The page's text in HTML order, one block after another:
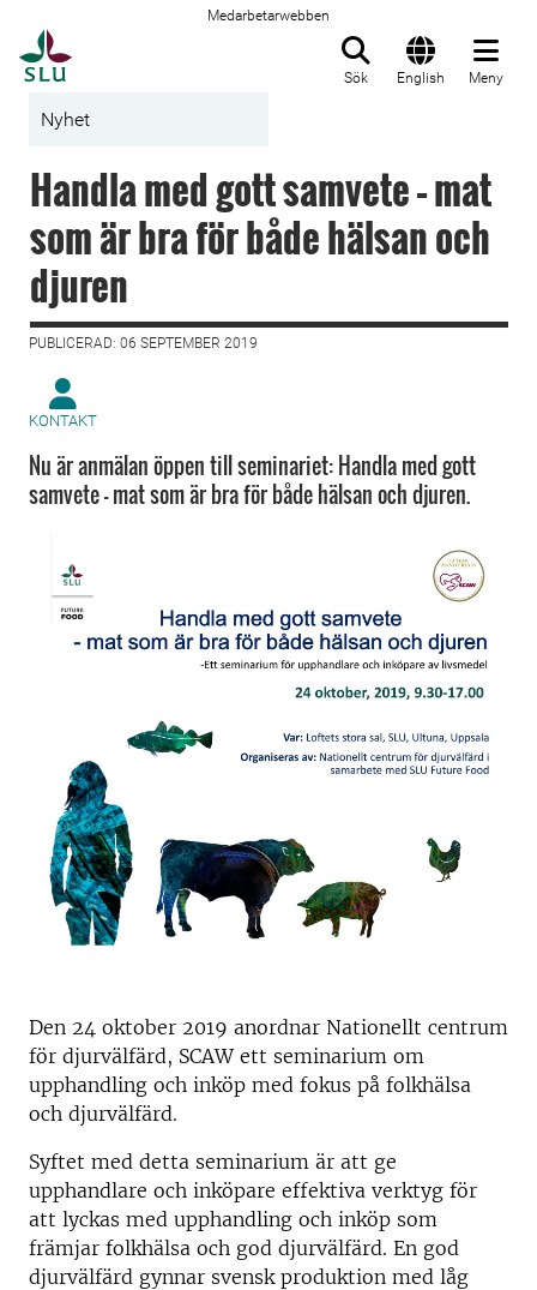
Medarbetarwebben
Sök English Meny
Nyhet
Handla med gott samvete – mat
som är bra för både hälsan och
djuren
PUBLICERAD: 06 SEPTEMBER 2019
KONTAKT
Nu är anmälan öppen till seminariet: Handla med gott
samvete – mat som är bra för både hälsan och djuren.
Den 24 oktober 2019 anordnar Nationellt centrum
för djurvälfärd, SCAW ett seminarium om
upphandling och inköp med fokus på folkhälsa
och djurvälfärd.
Syftet med detta seminarium är att ge
upphandlare och inköpare effektiva verktyg för
att lyckas med upphandling och inköp som
främjar folkhälsa och god djurvälfärd. En god
djurvälfärd gynnar svensk produktion med låg